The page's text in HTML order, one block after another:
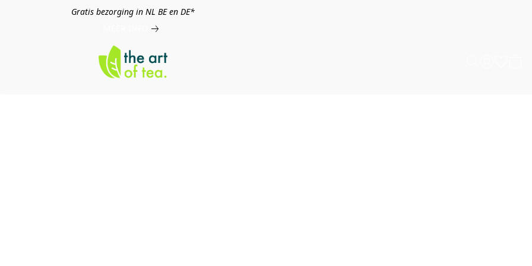
Gratis bezorging in NL BE en DE*